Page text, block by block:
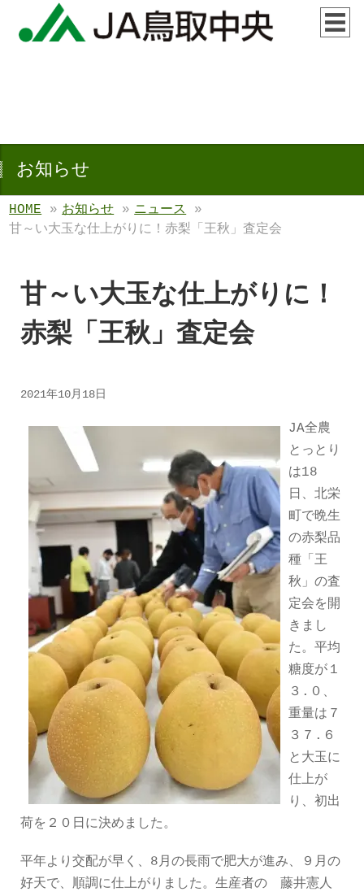
お知らせ
HOME » お知らせ » ニュース
»
甘～い大玉な仕上がりに！赤梨「王秋」査定会
甘～い大玉な仕上がりに！
赤梨「王秋」査定会
2021年10月18日
JA全農
とっとり
は18
日、北栄
町で晩生
の赤梨品
種「王
秋」の査
定会を開
きまし
た。平均
糖度が１
３.０、
重量は７
３７.６
と大玉に
仕上が
り、初出
荷を２０日に決めました。
平年より交配が早く、8月の長雨で肥大が進み、９月の
好天で、順調に仕上がりました。生産者の 藤井憲人